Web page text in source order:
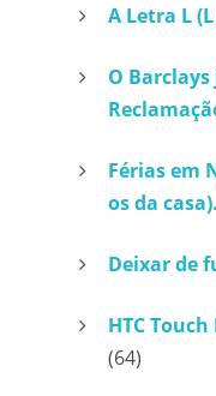
A Letra L
O
Férias em
os da casa).
Deixar de
HTC
(64)